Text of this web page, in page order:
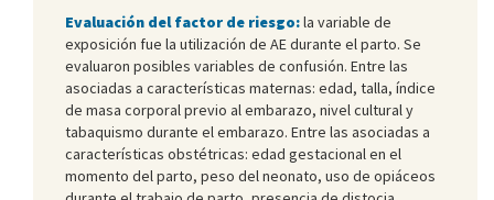
Evaluación del factor de riesgo:la variable de
exposición fue la utilización de AE durante el parto. Se
evaluaron posibles variables de confusión. Entre las
asociadas a características maternas: edad, talla, índice
de masa corporal previo al embarazo, nivel cultural y
tabaquismo durante el embarazo. Entre las asociadas a
características obstétricas: edad gestacional en el
momento del parto, peso del neonato, uso de opiáceos